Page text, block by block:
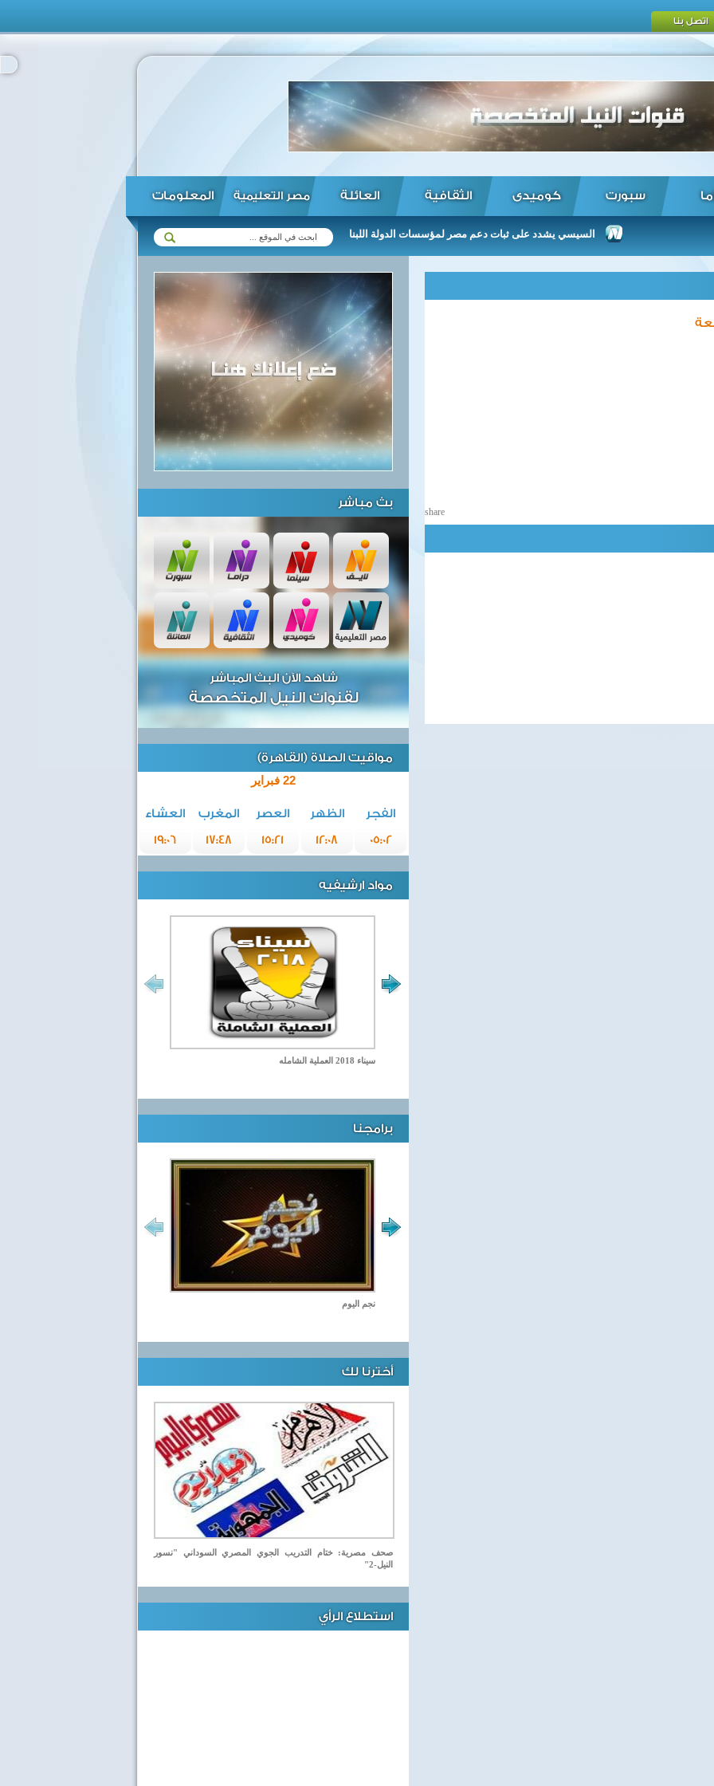
اتصل بنا
سبورت كوميدى الثقافية العائلة مصر التعليمية المعلومات
الحكومة تنفي وجود عجز السيسي يشدد على ثبات دعم مصر لمؤسسات الدولة اللبنانية بما يحافظ على استقرار وأمن شعبها ...
share
بث مباشر
شاهد الآن البث المباشر
لقنوات النيل المتخصصة
مواقيت الصلاة (القاهرة)
22 فبراير
الفجر الظهر العصر المغرب
العشاء
05:02
12:08
15:21
17:48
19:06
مواد ارشيفيه
سيناء 2018 العملية الشامله
برامجنا
نجم اليوم
أخترنا لك
صحف مصرية: ختام التدريب الجوي المصري السوداني "نسور
النيل-2"
استطلاع الرأي